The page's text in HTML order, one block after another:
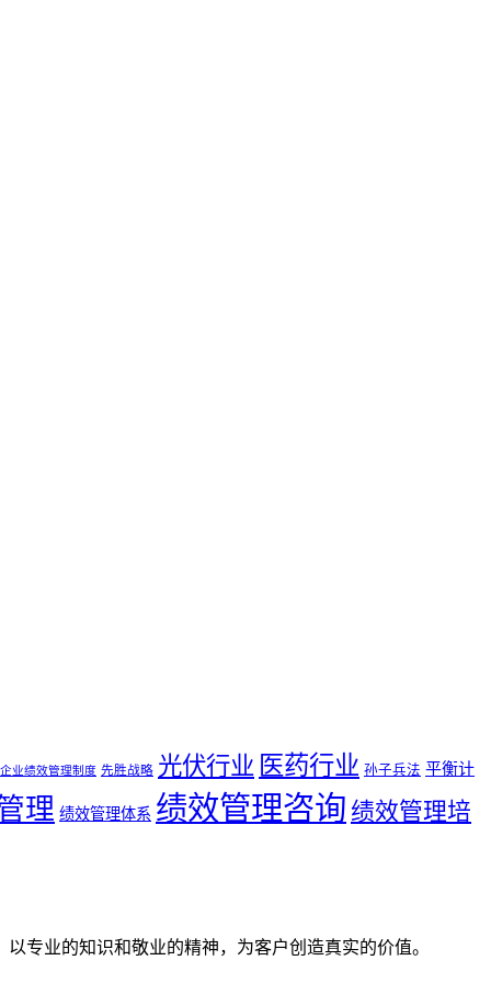
企业绩效管理制度 先胜战略 光伏行业 医药行业 孙子兵法 平衡计
理 绩效管理体系 绩效管理咨询 绩效管理培
专业的知识和敬业的精神，为客户创造真实的价值。